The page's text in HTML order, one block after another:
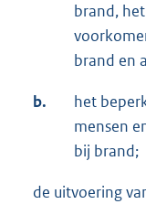
brand,
brand en
b.
het
mensen
bij brand;
de uitvoering